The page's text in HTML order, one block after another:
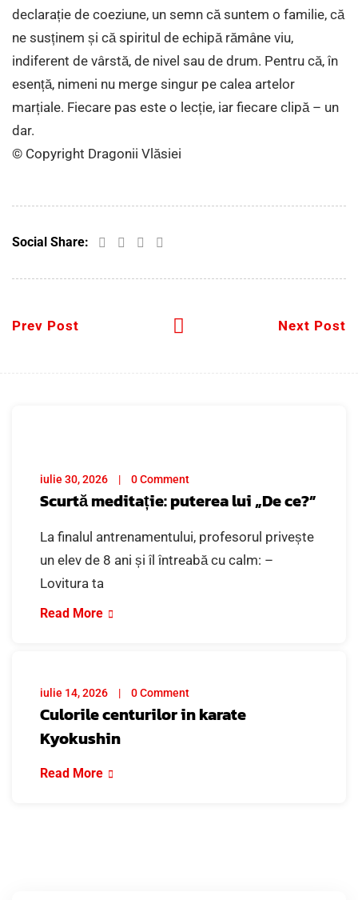
declarație de coeziune, un semn că suntem o familie, că
ne susținem și că spiritul de echipă rămâne viu,
indiferent de vârstă, de nivel sau de drum. Pentru că, în
esență, nimeni nu merge singur pe calea artelor
marțiale. Fiecare pas este o lecție, iar fiecare clipă – un
dar.
© Copyright Dragonii Vlăsiei
Social Share:
Prev Post Next Post
iulie 30, 2026 0 Comment
Scurtă meditație: puterea lui „De ce?”
La finalul antrenamentului, profesorul privește
un elev de 8 ani și îl întreabă cu calm: –
Lovitura ta
Read More
iulie 14, 2026 0 Comment
Culorile centurilor in karate
Kyokushin
Read More